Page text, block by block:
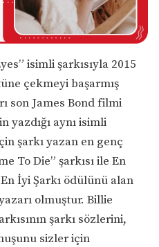
isimli şarkısıyla 2015
çekmeyi başarmış
son James Bond filmi
yazdığı aynı isimli
şarkı yazan en genç
To Die” şarkısı ile En
İyi Şarkı ödülünü alan
olmuştur. Billie
şarkı sözlerini,
sizler için